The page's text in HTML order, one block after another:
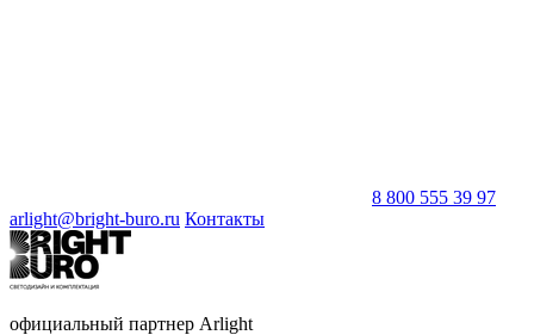
8 800 555 39 97
arlight@bright-buro.ru Контакты
официальный партнер Arlight